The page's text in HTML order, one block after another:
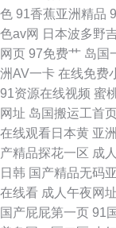
成年女 自偷自拍亚洲
天堂a8 日韩一级免费
欧美性交派对 国产免
色 91香蕉亚洲精品
色av网 日本波多野
网页 97免费艹 岛国
洲AV一卡 在线免费
91资源在线视频 蜜
网址 岛国搬运工首
在线观看日本黄 亚
产精品探花一区 成
日韩 国产精品无码
在线看 成人午夜网址
国产屁屁第一页 91